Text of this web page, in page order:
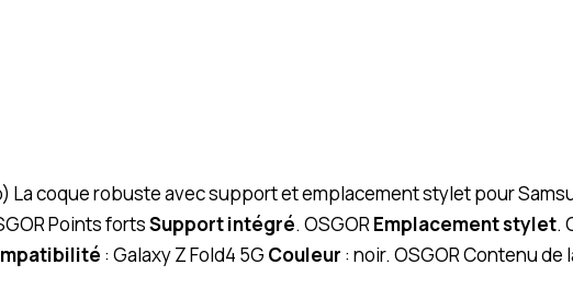
La coque robuste avec support et emplacement stylet pour
Points fortsSupport intégré. OSGOREmplacement stylet.
: Galaxy Z Fold4 5G Couleur : noir. OSGOR Contenu de